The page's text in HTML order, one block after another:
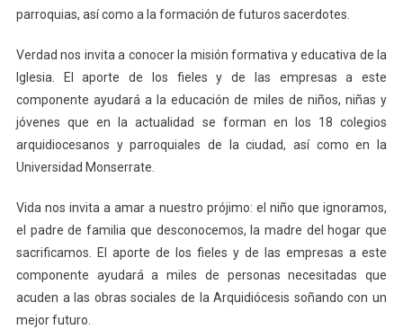
parroquias, así como a la formación de futuros sacerdotes.
Verdad nos invita a conocer la misión formativa y educativa de la
Iglesia. El aporte de los fieles y de las empresas a este
componente ayudará a la educación de miles de niños, niñas y
jóvenes que en la actualidad se forman en los 18 colegios
arquidiocesanos y parroquiales de la ciudad, así como en la
Universidad Monserrate.
Vida nos invita a amar a nuestro prójimo: el niño que ignoramos,
el padre de familia que desconocemos, la madre del hogar que
sacrificamos. El aporte de los fieles y de las empresas a este
componente ayudará a miles de personas necesitadas que
acuden a las obras sociales de la Arquidiócesis soñando con un
mejor futuro.